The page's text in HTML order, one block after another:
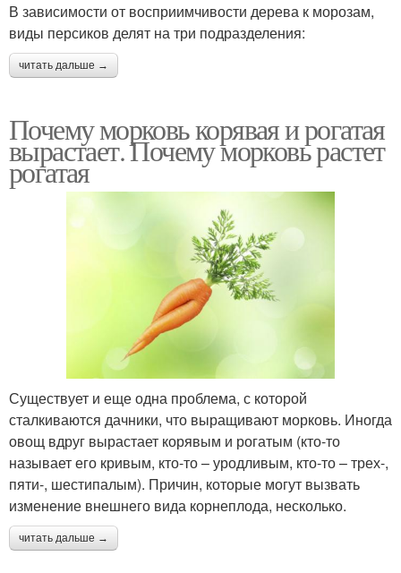
В зависимости от восприимчивости дерева к морозам,
виды персиков делят на три подразделения:
читать дальше →
Почему морковь корявая и рогатая
вырастает. Почему морковь растет
рогатая
Существует и еще одна проблема, с которой
сталкиваются дачники, что выращивают морковь. Иногда
овощ вдруг вырастает корявым и рогатым (кто-то
называет его кривым, кто-то – уродливым, кто-то – трех-,
пяти-, шестипалым). Причин, которые могут вызвать
изменение внешнего вида корнеплода, несколько.
читать дальше →